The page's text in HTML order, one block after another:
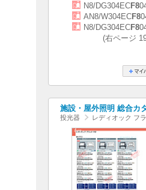
N8/DG304ECF8
AN8/W304ECF8
N8/DG304ECF8
(右ページ
施設・屋外照明 総合カ
投光器 レディオック フ